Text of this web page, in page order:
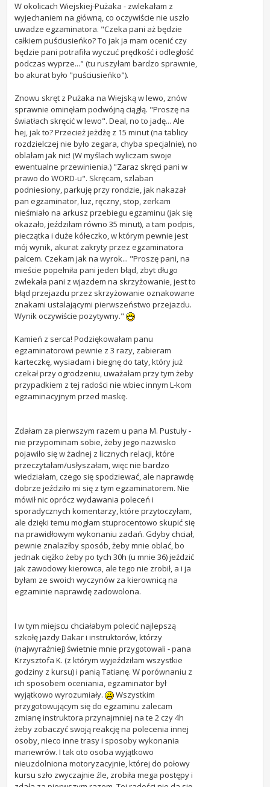
W okolicach Wiejskiej-Pużaka - zwlekałam z
wyjechaniem na główną, co oczywiście nie uszło
uwadze egzaminatora. "Czeka pani aż będzie
całkiem puściusieńko? To jak ja mam ocenić czy
będzie pani potrafiła wyczuć prędkość i odległość
podczas wyprze..." (tu ruszyłam bardzo sprawnie,
bo akurat było "puściusieńko").
Znowu skręt z Pużaka na Wiejską w lewo, znów
sprawnie ominęłam podwójną ciągłą. "Proszę na
światłach skręcić w lewo". Deal, no to jadę... Ale
hej, jak to? Przecież jeżdżę z 15 minut (na tablicy
rozdzielczej nie było zegara, chyba specjalnie), no
oblałam jak nic! (W myślach wyliczam swoje
ewentualne przewinienia.) "Zaraz skręci pani w
prawo do WORD-u". Skręcam, szlaban
podniesiony, parkuję przy rondzie, jak nakazał
pan egzaminator, luz, ręczny, stop, zerkam
nieśmiało na arkusz przebiegu egzaminu (jak się
okazało, jeździłam równo 35 minut), a tam podpis,
pieczątka i duże kółeczko, w którym pewnie jest
mój wynik, akurat zakryty przez egzaminatora
palcem. Czekam jak na wyrok... "Proszę pani, na
mieście popełniła pani jeden błąd, zbyt długo
zwlekała pani z wjazdem na skrzyżowanie, jest to
błąd przejazdu przez skrzyżowanie oznakowane
znakami ustalającymi pierwszeństwo przejazdu.
Wynik oczywiście pozytywny."
Kamień z serca! Podziękowałam panu
egzaminatorowi pewnie z 3 razy, zabieram
karteczkę, wysiadam i biegnę do taty, który już
czekał przy ogrodzeniu, uważałam przy tym żeby
przypadkiem z tej radości nie wbiec innym L-kom
egzaminacyjnym przed maskę.
Zdałam za pierwszym razem u pana M. Pustuły -
nie przypominam sobie, żeby jego nazwisko
pojawiło się w żadnej z licznych relacji, które
przeczytałam/usłyszałam, więc nie bardzo
wiedziałam, czego się spodziewać, ale naprawdę
dobrze jeździło mi się z tym egzaminatorem. Nie
mówił nic oprócz wydawania poleceń i
sporadycznych komentarzy, które przytoczyłam,
ale dzięki temu mogłam stuprocentowo skupić się
na prawidłowym wykonaniu zadań. Gdyby chciał,
pewnie znalazłby sposób, żeby mnie oblać, bo
jednak ciężko żeby po tych 30h (u mnie 36) jeździć
jak zawodowy kierowca, ale tego nie zrobił, a i ja
byłam ze swoich wyczynów za kierownicą na
egzaminie naprawdę zadowolona.
I w tym miejscu chciałabym polecić najlepszą
szkołę jazdy Dakar i instruktorów, którzy
(najwyraźniej) świetnie mnie przygotowali - pana
Krzysztofa K. (z którym wyjeździłam wszystkie
godziny z kursu) i panią Tatianę. W porównaniu z
ich sposobem oceniania, egzaminator był
wyjątkowo wyrozumiały.
Wszystkim
przygotowującym się do egzaminu zalecam
zmianę instruktora przynajmniej na te 2 czy 4h
żeby zobaczyć swoją reakcję na polecenia innej
osoby, nieco inne trasy i sposoby wykonania
manewrów. I tak oto osoba wyjątkowo
nieuzdolniona motoryzacyjnie, której do połowy
kursu szło zwyczajnie źle, zrobiła mega postępy i